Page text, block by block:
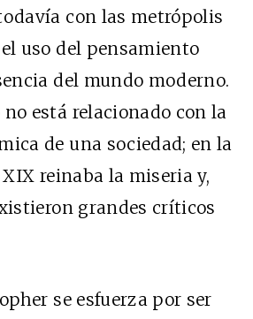
con las metrópolis
uso del pensamiento
del mundo moderno.
está relacionado con la
de una sociedad; en la
reinaba la miseria y,
grandes críticos
se esfuerza por ser